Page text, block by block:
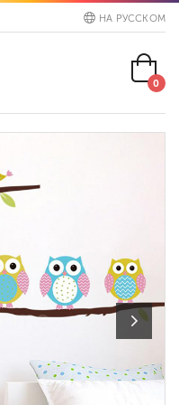
НА РУССКОМ
0